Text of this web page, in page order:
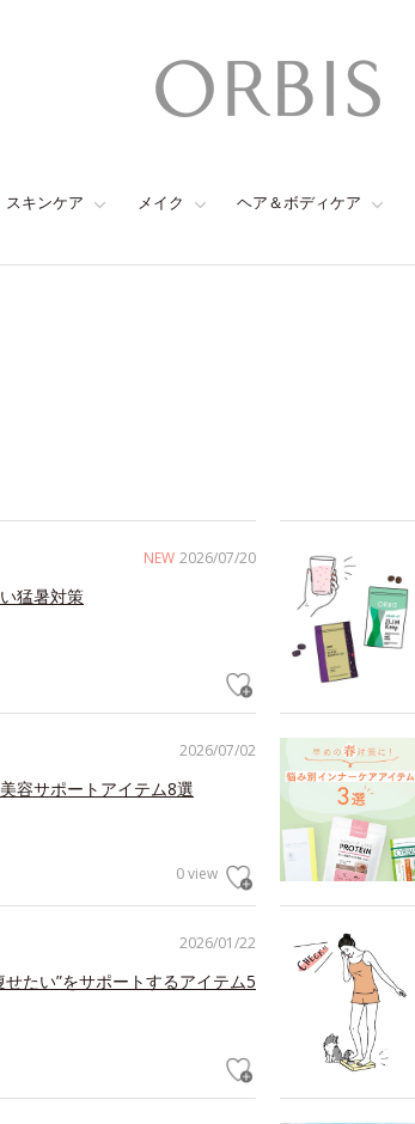
スキンケア メイク ヘア＆ボディケア
NEW 2026/07/20
猛暑対策
2026/07/02
容サポートアイテム8選
0 view
2026/01/22
たい”をサポートするアイテム5